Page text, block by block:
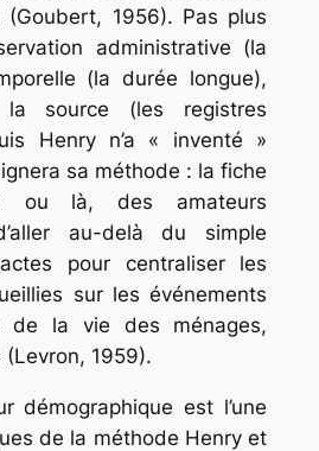
(Goubert, 1956). Pas plus
administrative (la
(la durée longue),
source (les registres
Henry n’a « inventé »
sa méthode : la fiche
ou là, des amateurs
au-delà du simple
pour centraliser les
sur les événements
de la vie des ménages,
1959).
démographique est l’une
de la méthode Henry et